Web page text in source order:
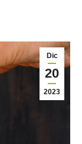
Dic
20
2023